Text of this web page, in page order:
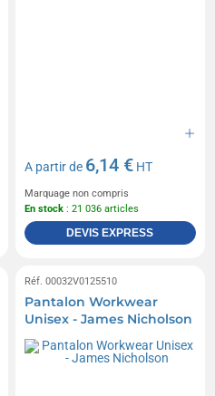
A partir de 6,14 € HT
Marquage non compris
En stock : 21 036 articles
DEVIS EXPRESS
Réf. 00032V0125510
Pantalon Workwear
Unisex - James Nicholson